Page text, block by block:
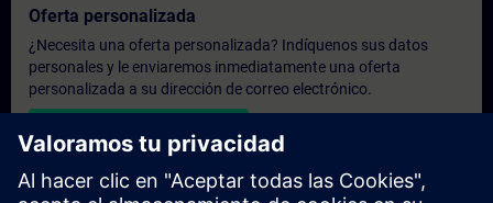
Oferta personalizada
¿Necesita una oferta personalizada? Indíquenos sus datos
personales y le enviaremos inmediatamente una oferta
personalizada a su dirección de correo electrónico.
Enviar una oferta personal